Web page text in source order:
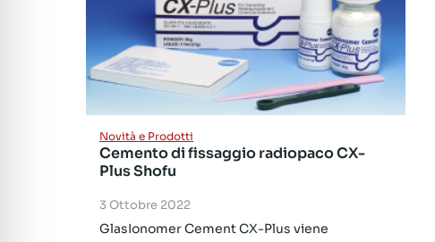
Novità e Prodotti
Cemento di fissaggio radiopaco CX-
Plus Shofu
3 Ottobre 2022
GlasIonomer Cement CX-Plus viene